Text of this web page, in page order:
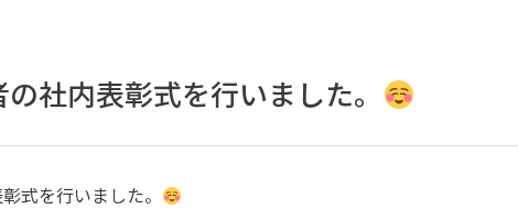
社内表彰式を行いました。
式を行いました。